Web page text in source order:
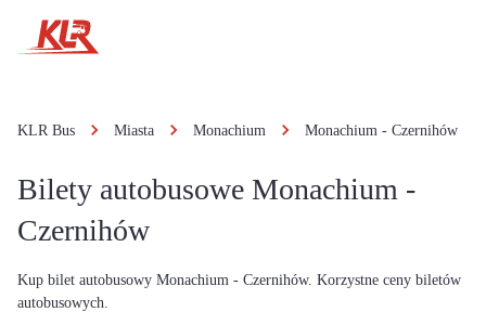
KLR Bus Miasta Monachium Monachium - Czernihów
Bilety autobusowe Monachium -
Czernihów
Kup bilet autobusowy Monachium - Czernihów. Korzystne ceny biletów
autobusowych.